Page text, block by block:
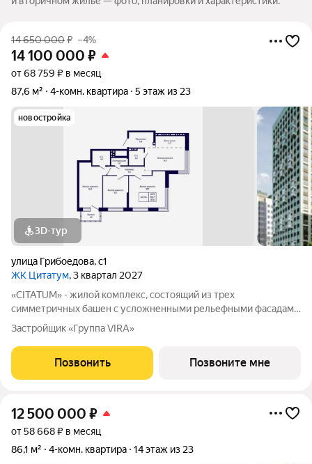
14 650 000₽ –4%
14 100 000 ₽
от 68 759 ₽ в месяц
87,6 м²
4-комн. квартира 5 этаж из 23
новостройка
3D-тур
улица Грибоедова,с1
ЖК Цитатум, 3 квартал 2027
«CITATUM» - жилой комплекс, состоящий из трех
симметричных башен с усложненными рельефными фасадами
(23, 8, 23 этажей), с единым пространством-стилобатом, в
котором расположится просторное дизайнерское лобби с
консьержем и мягкой зоной ожидания.
Застройщик «Группа VIRA»
Позвонить Позвоните мне
12 500 000 ₽
от 58 668 ₽ в месяц
86,1 м²
4-комн. квартира 14 этаж из 23